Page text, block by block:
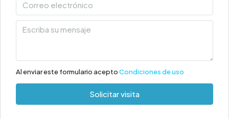
Al enviar este formulario aceptoCondiciones de uso
Solicitar visita